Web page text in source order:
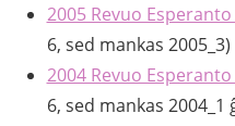
2005 Revuo Esperanto
6, sed mankas 2005_3)
2004 Revuo Esperanto
6, sed mankas 2004_1